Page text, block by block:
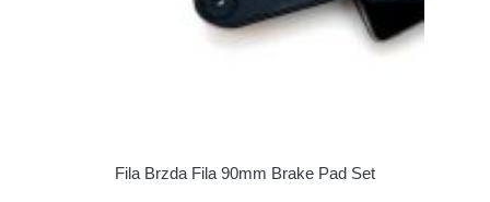
Fila Brzda Fila 90mm Brake Pad Set